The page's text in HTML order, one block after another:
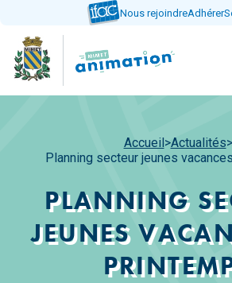
contenu
Nous rejoindreAdhérer
Accueil>Actualités>
Planning secteur jeunes
PLANNING
JEUNES